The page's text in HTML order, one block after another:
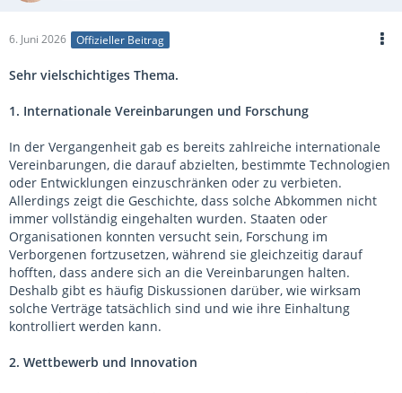
6. Juni 2026 Offizieller Beitrag
Sehr vielschichtiges Thema.
1. Internationale Vereinbarungen und Forschung
In der Vergangenheit gab es bereits zahlreiche internationale
Vereinbarungen, die darauf abzielten, bestimmte Technologien
oder Entwicklungen einzuschränken oder zu verbieten.
Allerdings zeigt die Geschichte, dass solche Abkommen nicht
immer vollständig eingehalten wurden. Staaten oder
Organisationen konnten versucht sein, Forschung im
Verborgenen fortzusetzen, während sie gleichzeitig darauf
hofften, dass andere sich an die Vereinbarungen halten.
Deshalb gibt es häufig Diskussionen darüber, wie wirksam
solche Verträge tatsächlich sind und wie ihre Einhaltung
kontrolliert werden kann.
2. Wettbewerb und Innovation